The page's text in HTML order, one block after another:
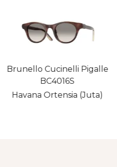
Brunello Cucinelli Pigalle
BC4016S
Havana Ortensia (Juta)